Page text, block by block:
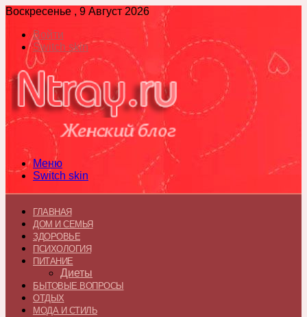
Воскресенье , 9 Август 2026
Войти
Switch skin
Меню
Switch skin
ГЛАВНАЯ
ДОМ И СЕМЬЯ
ЗДОРОВЬЕ
ПСИХОЛОГИЯ
ПИТАНИЕ
Диеты
БЫТОВЫЕ ВОПРОСЫ
ОТДЫХ
МОДА И СТИЛЬ